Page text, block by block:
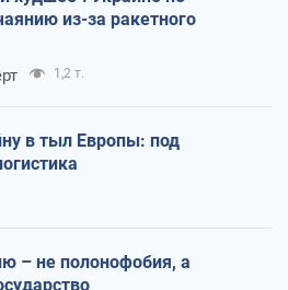
из-за ракетного
1,2 т.
в тыл Европы: под
– не полонофобия, а